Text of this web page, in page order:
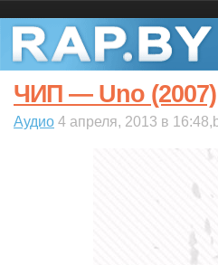
ЧИП — Uno (2007)
Аудио 4 апреля, 2013 в